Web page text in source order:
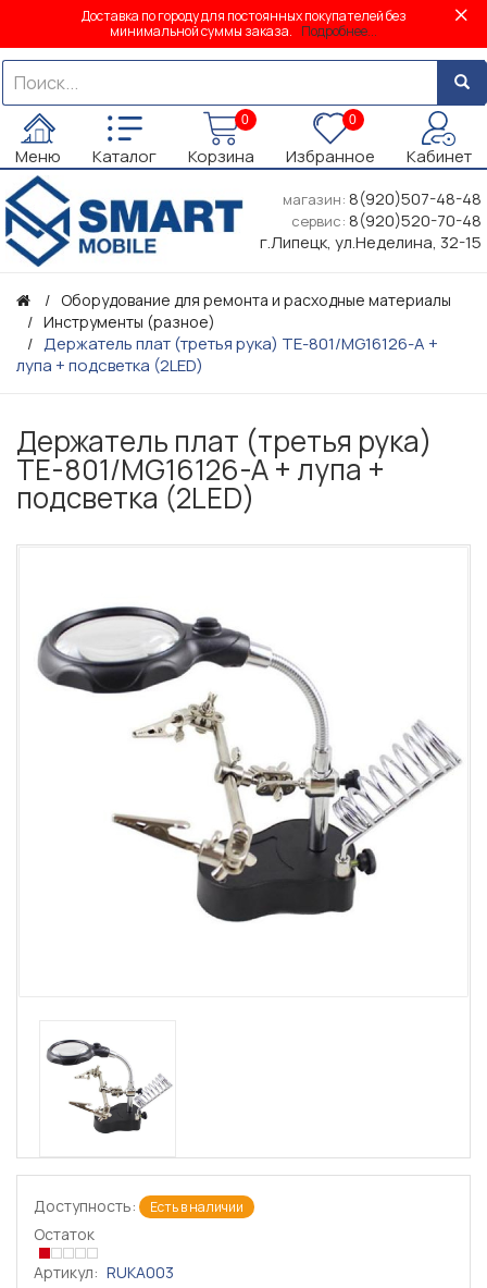
Доставка по городу для постоянных покупателей без
минимальной суммы заказа. Подробнее...
Меню Каталог
0
Корзина
0
Избранное Кабинет
магазин: 8(920)507-48-48
сервис: 8(920)520-70-48
г.Липецк, ул.Неделина, 32-15
Оборудование для ремонта и расходные материалы
Инструменты (разное)
Держатель плат (третья рука) TE-801/MG16126-A +
лупа + подсветка (2LED)
Держатель плат (третья рука)
TE-801/MG16126-A + лупа +
подсветка (2LED)
Доступность: Есть в наличии
Остаток
Артикул: RUKA003